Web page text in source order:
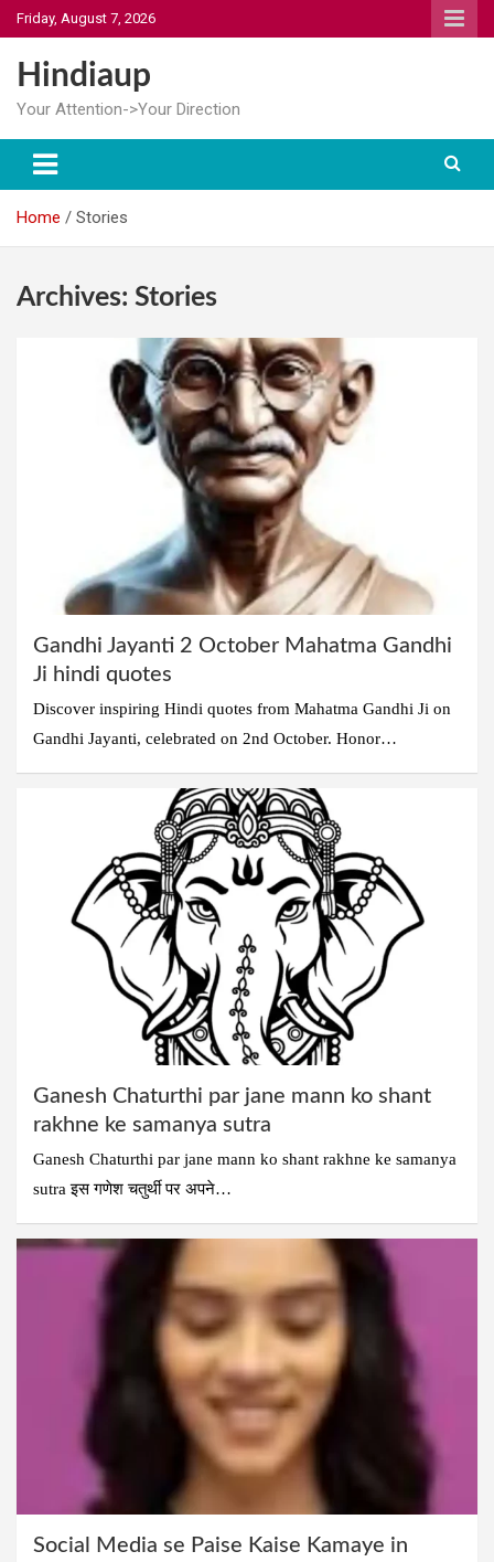
Skip
to
content
Friday, August 7, 2026
Hindiaup
Your Attention->Your Direction
Home Stories
Archives: Stories
Gandhi Jayanti 2 October Mahatma Gandhi
Ji hindi quotes
Discover inspiring Hindi quotes from Mahatma Gandhi Ji on
Gandhi Jayanti, celebrated on 2nd October. Honor…
Ganesh Chaturthi par jane mann ko shant
rakhne ke samanya sutra
Ganesh Chaturthi par jane mann ko shant rakhne ke samanya
sutra इस गणेश चतुर्थी पर अपने…
Social Media se Paise Kaise Kamaye in